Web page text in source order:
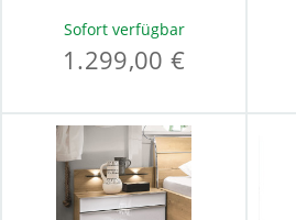
Sofort verfügbar
1.299,00 €